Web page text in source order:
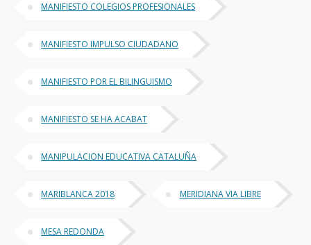
MANIFIESTO COLEGIOS PROFESIONALES
MANIFIESTO IMPULSO CIUDADANO
MANIFIESTO POR EL BILINGUISMO
MANIFIESTO SE HA ACABAT
MANIPULACION EDUCATIVA CATALUÑA
MARIBLANCA 2018 MERIDIANA VIA LIBRE
MESA REDONDA